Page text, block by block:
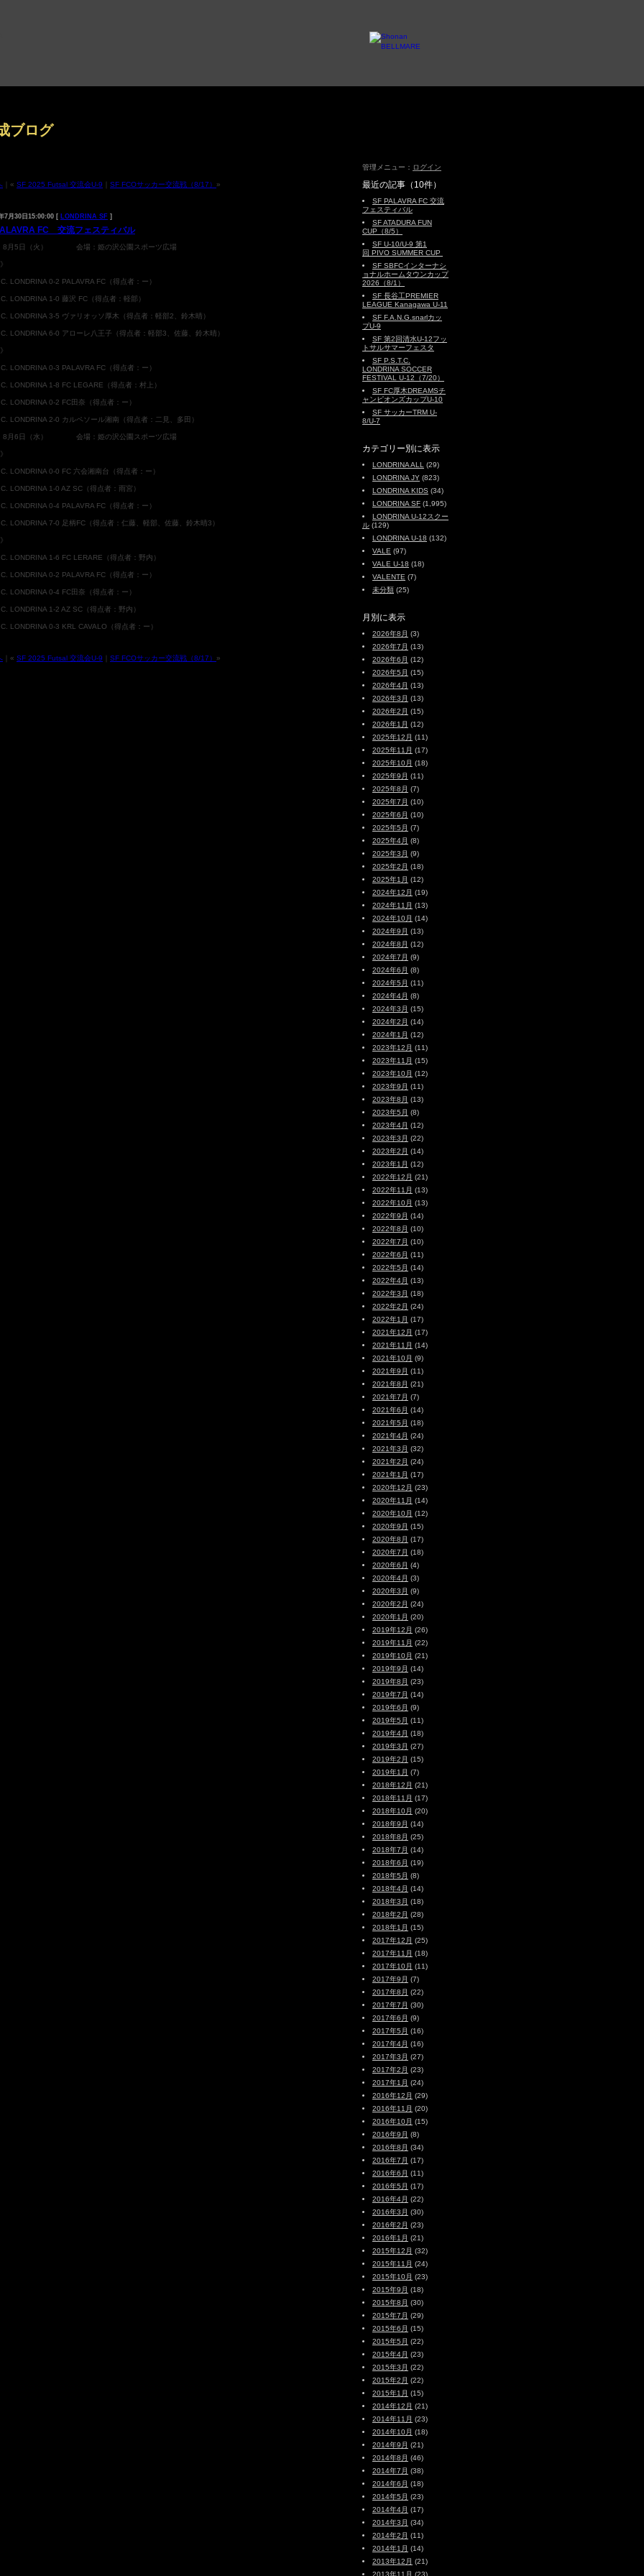
ブログ
｜« SF 2025 Futsal 交流会U-9 SF FCOサッカー交流戦（8/17） »
7月30日15:00:00 [ LONDRINA SF ]
FC 交流フェスティバル
8月5日（火） 会場：姫の沢公園スポーツ広場
LONDRINA 0-2 PALAVRA FC（得点者：ー）
LONDRINA 1-0 藤沢 FC（得点者：軽部）
LONDRINA 3-5 ヴァリオッソ厚木（得点者：軽部2、鈴木晴）
LONDRINA 6-0 アローレ八王子（得点者：軽部3、佐藤、鈴木晴）
LONDRINA 0-3 PALAVRA FC（得点者：ー）
LONDRINA 1-8 FC LEGARE（得点者：村上）
LONDRINA 0-2 FC田奈（得点者：ー）
LONDRINA 2-0 カルペソール湘南（得点者：二見、多田）
8月6日（水） 会場：姫の沢公園スポーツ広場
LONDRINA 0-0 FC 六会湘南台（得点者：ー）
LONDRINA 1-0 AZ SC（得点者：雨宮）
LONDRINA 0-4 PALAVRA FC（得点者：ー）
LONDRINA 7-0 足柄FC（得点者：仁藤、軽部、佐藤、鈴木晴3）
LONDRINA 1-6 FC LERARE（得点者：野内）
LONDRINA 0-2 PALAVRA FC（得点者：ー）
LONDRINA 0-4 FC田奈（得点者：ー）
LONDRINA 1-2 AZ SC（得点者：野内）
LONDRINA 0-3 KRL CAVALO（得点者：ー）
｜« SF 2025 Futsal 交流会U-9 SF FCOサッカー交流戦（8/17） »
管理メニュー： ログイン
最近の記事（10件）
SF PALAVRA FC 交流
フェスティバル
SF ATADURA FUN
CUP（8/5）
SF U-10/U-9 第1
回 PIVO SUMMER CUP
SF SBFCインターナシ
ョナルホームタウンカップ
2026（8/1）
SF 長谷工PREMIER
LEAGUE Kanagawa U-11
SF F.A.N.G.snarlカッ
プU-9
SF 第2回清水U-12フッ
トサルサマーフェスタ
SF P.S.T.C.
LONDRINA SOCCER
FESTIVAL U-12（7/20）
SF FC厚木DREAMSチ
ャンピオンズカップU-10
SF サッカーTRM U-
8/U-7
カテゴリー別に表示
LONDRINA ALL
(29)
LONDRINA JY (823)
LONDRINA KIDS (34)
LONDRINA SF (1,995)
LONDRINA U-12スクー
ル (129)
LONDRINA U-18 (132)
VALE (97)
VALE U-18 (18)
VALENTE (7)
未分類 (25)
月別に表示
2026年8月 (3)
2026年7月 (13)
2026年6月 (12)
2026年5月 (15)
2026年4月 (13)
2026年3月 (13)
2026年2月 (15)
2026年1月 (12)
2025年12月 (11)
2025年11月 (17)
2025年10月 (18)
2025年9月 (11)
2025年8月 (7)
2025年7月 (10)
2025年6月 (10)
2025年5月 (7)
2025年4月 (8)
2025年3月 (9)
2025年2月 (18)
2025年1月 (12)
2024年12月 (19)
2024年11月 (13)
2024年10月 (14)
2024年9月 (13)
2024年8月 (12)
2024年7月 (9)
2024年6月 (8)
2024年5月 (11)
2024年4月 (8)
2024年3月 (15)
2024年2月 (14)
2024年1月 (12)
2023年12月 (11)
2023年11月 (15)
2023年10月 (12)
2023年9月 (11)
2023年8月 (13)
2023年5月 (8)
2023年4月 (12)
2023年3月 (22)
2023年2月 (14)
2023年1月 (12)
2022年12月 (21)
2022年11月 (13)
2022年10月 (13)
2022年9月 (14)
2022年8月 (10)
2022年7月 (10)
2022年6月 (11)
2022年5月 (14)
2022年4月 (13)
2022年3月 (18)
2022年2月 (24)
2022年1月 (17)
2021年12月 (17)
2021年11月 (14)
2021年10月 (9)
2021年9月 (11)
2021年8月 (21)
2021年7月 (7)
2021年6月 (14)
2021年5月 (18)
2021年4月 (24)
2021年3月 (32)
2021年2月 (24)
2021年1月 (17)
2020年12月 (23)
2020年11月 (14)
2020年10月 (12)
2020年9月 (15)
2020年8月 (17)
2020年7月 (18)
2020年6月 (4)
2020年4月 (3)
2020年3月 (9)
2020年2月 (24)
2020年1月 (20)
2019年12月 (26)
2019年11月 (22)
2019年10月 (21)
2019年9月 (14)
2019年8月 (23)
2019年7月 (14)
2019年6月 (9)
2019年5月 (11)
2019年4月 (18)
2019年3月 (27)
2019年2月 (15)
2019年1月 (7)
2018年12月 (21)
2018年11月 (17)
2018年10月 (20)
2018年9月 (14)
2018年8月 (25)
2018年7月 (14)
2018年6月 (19)
2018年5月 (8)
2018年4月 (14)
2018年3月 (18)
2018年2月 (28)
2018年1月 (15)
2017年12月 (25)
2017年11月 (18)
2017年10月 (11)
2017年9月 (7)
2017年8月 (22)
2017年7月 (30)
2017年6月 (9)
2017年5月 (16)
2017年4月 (16)
2017年3月 (27)
2017年2月 (23)
2017年1月 (24)
2016年12月 (29)
2016年11月 (20)
2016年10月 (15)
2016年9月 (8)
2016年8月 (34)
2016年7月 (17)
2016年6月 (11)
2016年5月 (17)
2016年4月 (22)
2016年3月 (30)
2016年2月 (23)
2016年1月 (21)
2015年12月 (32)
2015年11月 (24)
2015年10月 (23)
2015年9月 (18)
2015年8月 (30)
2015年7月 (29)
2015年6月 (15)
2015年5月 (22)
2015年4月 (23)
2015年3月 (22)
2015年2月 (22)
2015年1月 (15)
2014年12月 (21)
2014年11月 (23)
2014年10月 (18)
2014年9月 (21)
2014年8月 (46)
2014年7月 (38)
2014年6月 (18)
2014年5月 (23)
2014年4月 (17)
2014年3月 (34)
2014年2月 (11)
2014年1月 (14)
2013年12月 (21)
2013年11月 (23)